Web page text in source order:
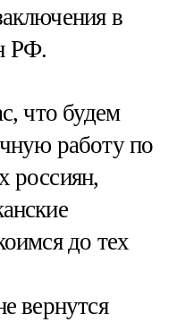
в
РФ.
что будем
работу по
россиян,
до тех
вернутся